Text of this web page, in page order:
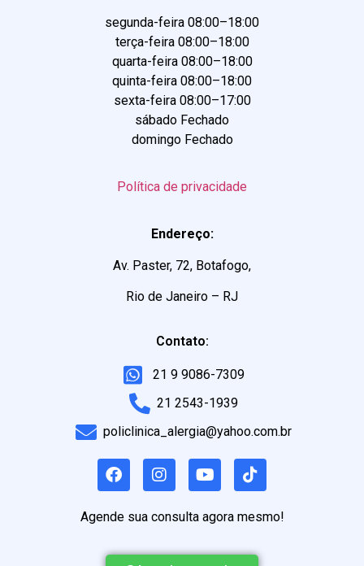
segunda-feira 08:00–18:00
terça-feira 08:00–18:00
quarta-feira 08:00–18:00
quinta-feira 08:00–18:00
sexta-feira 08:00–17:00
sábado Fechado
domingo Fechado
Política de privacidade
Endereço:
Av. Paster, 72, Botafogo,
Rio de Janeiro – RJ
Contato:
21 9 9086-7309
21 2543-1939
policlinica_alergia@yahoo.com.br
Agende sua consulta agora mesmo!